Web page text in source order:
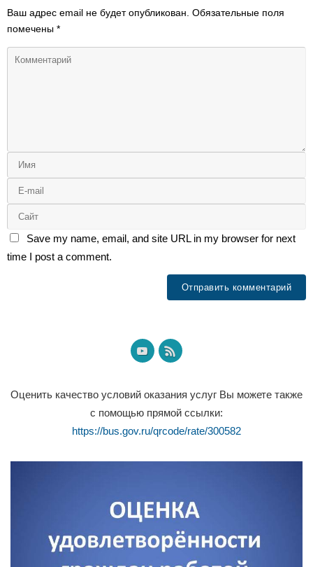
Ваш адрес email не будет опубликован. Обязательные поля
помечены *
Save my name, email, and site URL in my browser for next
time I post a comment.
Оценить качество условий оказания услуг Вы можете также
с помощью прямой ссылки:
https://bus.gov.ru/qrcode/rate/300582